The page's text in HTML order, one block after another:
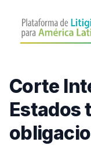
contenido
Corte
Estados